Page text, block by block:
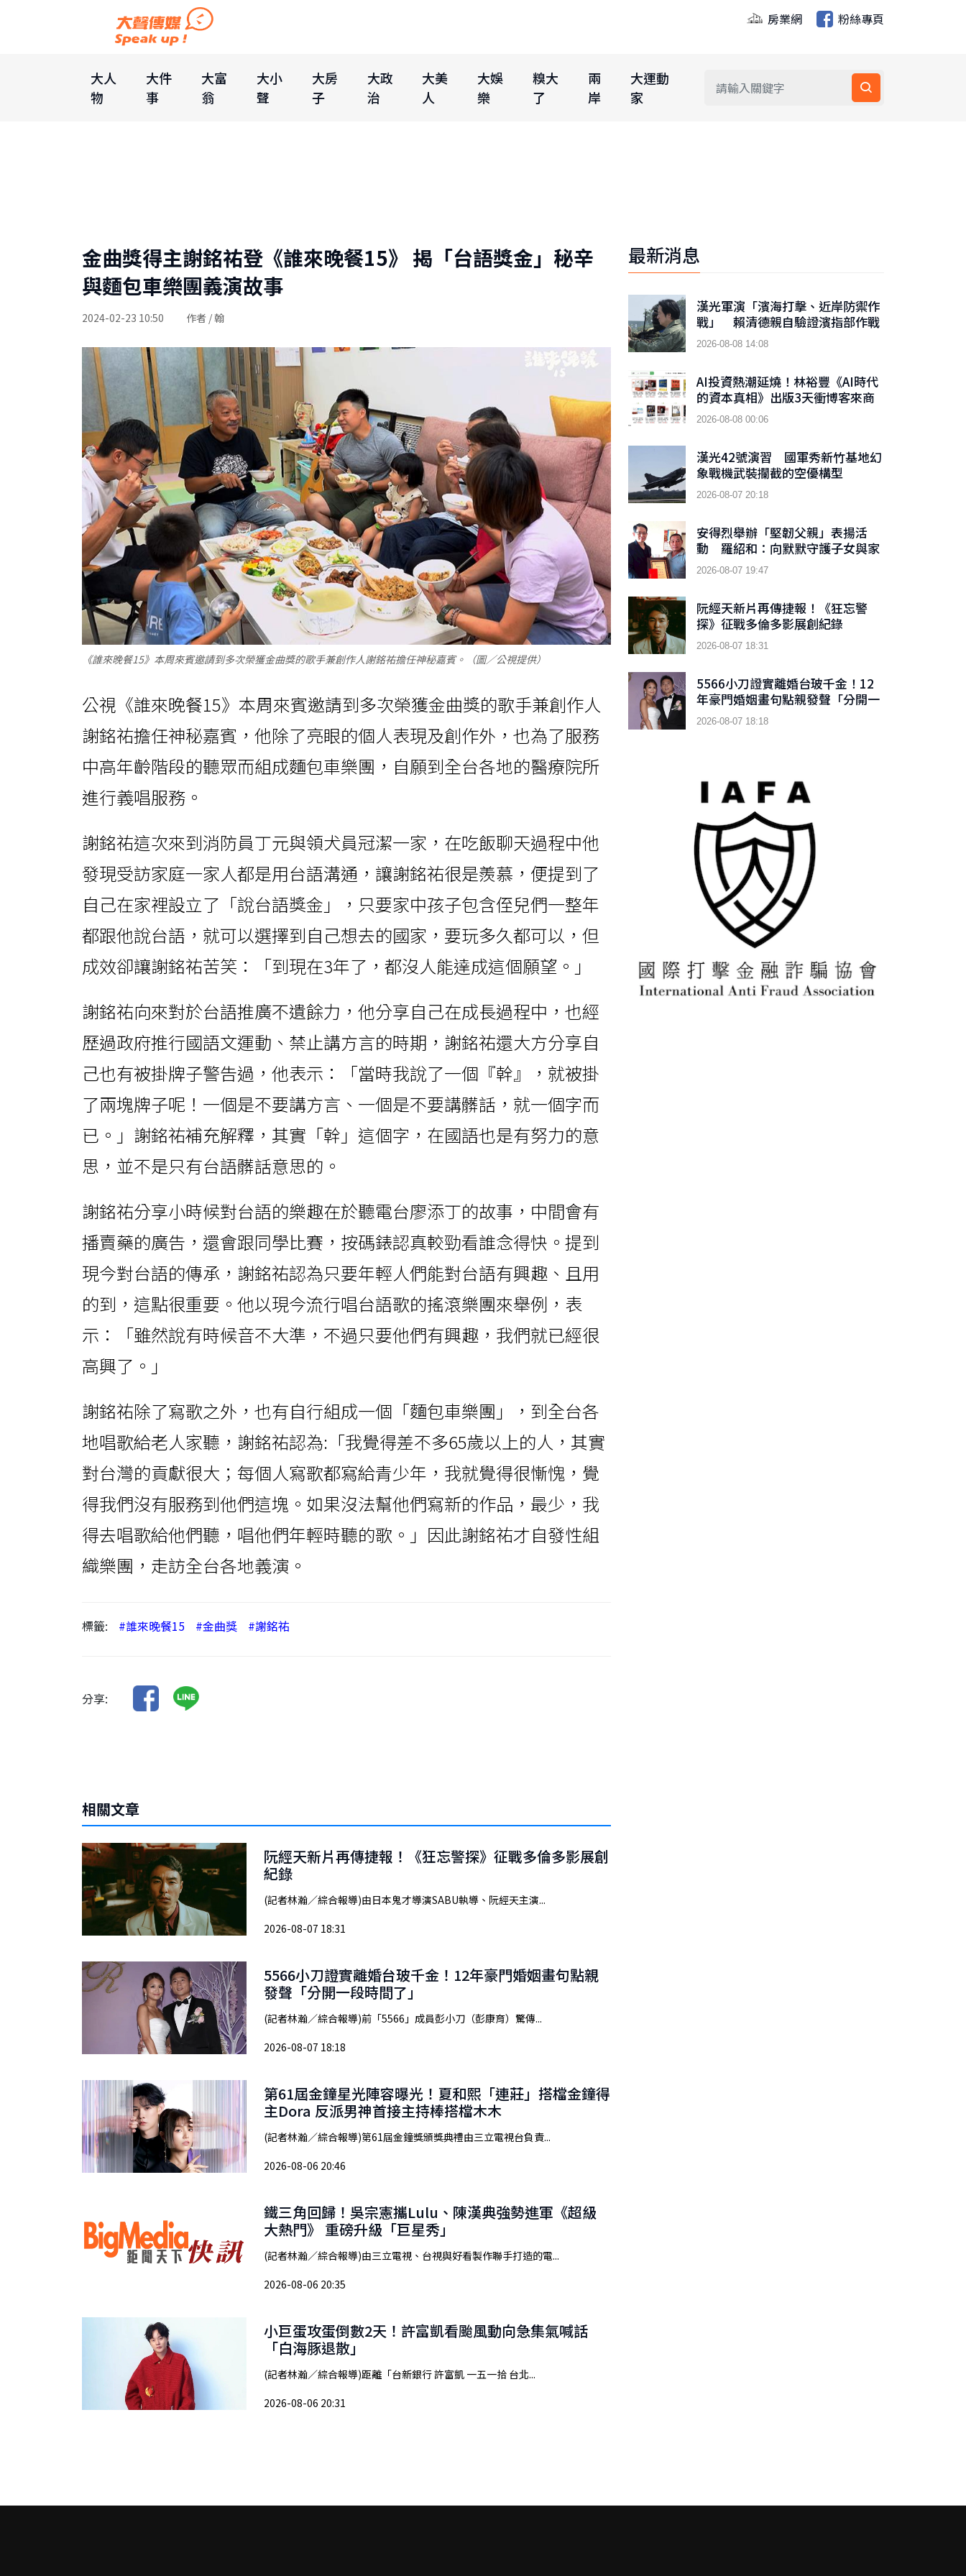
房業網 粉絲專頁
大人
物
大件
事
大富
翁
大小
聲
大房
子
大政
治
大美
人
大娛
樂
糗大
了
兩
岸
大運動
家
金曲獎得主謝銘祐登《誰來晚餐15》 揭「台語獎金」秘辛
與麵包車樂團義演故事
2024-02-23 10:50 作者 / 翰
《誰來晚餐15》本周來賓邀請到多次榮獲金曲獎的歌手兼創作人謝銘祐擔任神秘嘉賓。（圖／公視提供）
公視《誰來晚餐15》本周來賓邀請到多次榮獲金曲獎的歌手兼創作人
謝銘祐擔任神秘嘉賓，他除了亮眼的個人表現及創作外，也為了服務
中高年齡階段的聽眾而組成麵包車樂團，自願到全台各地的醫療院所
進行義唱服務。
謝銘祐這次來到消防員丁元與領犬員冠潔一家，在吃飯聊天過程中他
發現受訪家庭一家人都是用台語溝通，讓謝銘祐很是羨慕，便提到了
自己在家裡設立了「說台語獎金」，只要家中孩子包含侄兒們一整年
都跟他說台語，就可以選擇到自己想去的國家，要玩多久都可以，但
成效卻讓謝銘祐苦笑：「到現在3年了，都沒人能達成這個願望。」
謝銘祐向來對於台語推廣不遺餘力，他分享自己在成長過程中，也經
歷過政府推行國語文運動、禁止講方言的時期，謝銘祐還大方分享自
己也有被掛牌子警告過，他表示：「當時我說了一個『幹』，就被掛
了兩塊牌子呢！一個是不要講方言、一個是不要講髒話，就一個字而
已。」謝銘祐補充解釋，其實「幹」這個字，在國語也是有努力的意
思，並不是只有台語髒話意思的。
謝銘祐分享小時候對台語的樂趣在於聽電台廖添丁的故事，中間會有
播賣藥的廣告，還會跟同學比賽，按碼錶認真較勁看誰念得快。提到
現今對台語的傳承，謝銘祐認為只要年輕人們能對台語有興趣、且用
的到，這點很重要。他以現今流行唱台語歌的搖滾樂團來舉例，表
示：「雖然說有時候音不大準，不過只要他們有興趣，我們就已經很
高興了。」
謝銘祐除了寫歌之外，也有自行組成一個「麵包車樂團」，到全台各
地唱歌給老人家聽，謝銘祐認為:「我覺得差不多65歲以上的人，其實
對台灣的貢獻很大；每個人寫歌都寫給青少年，我就覺得很慚愧，覺
得我們沒有服務到他們這塊。如果沒法幫他們寫新的作品，最少，我
得去唱歌給他們聽，唱他們年輕時聽的歌。」因此謝銘祐才自發性組
織樂團，走訪全台各地義演。
標籤: #誰來晚餐15 #金曲獎 #謝銘祐
分享:
相關文章
阮經天新片再傳捷報！《狂忘警探》征戰多倫多影展創
紀錄
(記者林瀚／綜合報導)由日本鬼才導演SABU執導、阮經天主演...
2026-08-07 18:31
5566小刀證實離婚台玻千金！12年豪門婚姻畫句點親
發聲「分開一段時間了」
(記者林瀚／綜合報導)前「5566」成員彭小刀（彭康育）驚傳...
2026-08-07 18:18
第61屆金鐘星光陣容曝光！夏和熙「連莊」搭檔金鐘得
主Dora 反派男神首接主持棒搭檔木木
(記者林瀚／綜合報導)第61屆金鐘獎頒獎典禮由三立電視台負責...
2026-08-06 20:46
鐵三角回歸！吳宗憲攜Lulu、陳漢典強勢進軍《超級
大熱門》 重磅升級「巨星秀」
(記者林瀚／綜合報導)由三立電視、台視與好看製作聯手打造的電...
2026-08-06 20:35
小巨蛋攻蛋倒數2天！許富凱看颱風動向急集氣喊話
「白海豚退散」
(記者林瀚／綜合報導)距離「台新銀行 許富凱 一五一拾 台北...
2026-08-06 20:31
最新消息
漢光軍演「濱海打擊、近岸防禦作
戰」 賴清德親自驗證濱指部作戰
成效
2026-08-08 14:08
AI投資熱潮延燒！林裕豐《AI時代
的資本真相》出版3天衝博客來商
業理財新書榜TOP 9
2026-08-08 00:06
漢光42號演習 國軍秀新竹基地幻
象戰機武裝攔截的空優構型
2026-08-07 20:18
安得烈舉辦「堅韌父親」表揚活
動 羅紹和：向默默守護子女與家
庭的父親們致敬
2026-08-07 19:47
阮經天新片再傳捷報！《狂忘警
探》征戰多倫多影展創紀錄
2026-08-07 18:31
5566小刀證實離婚台玻千金！12
年豪門婚姻畫句點親發聲「分開一
段時間了」
2026-08-07 18:18